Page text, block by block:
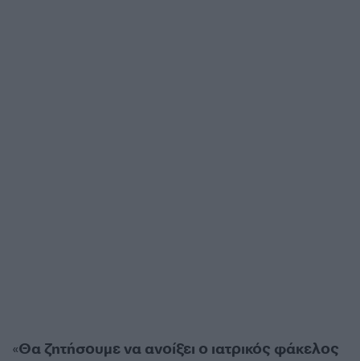
«Θα ζητήσουμε να ανοίξει ο ιατρικός φάκελος